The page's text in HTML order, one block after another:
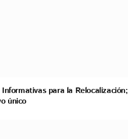
para la Relocalización;
único